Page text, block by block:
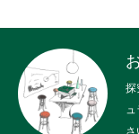
探
さ